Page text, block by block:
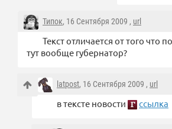
Типок, 16 Сентября 2009 , url
Текст отличается от того что
тут вообще губернатор?
latpost, 16 Сентября 2009 , url
в тексте новости ссылка